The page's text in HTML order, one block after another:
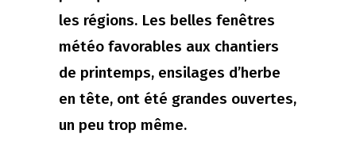
les régions. Les belles fenêtres
météo favorables aux chantiers
de printemps, ensilages d’herbe
en tête, ont été grandes ouvertes,
un peu trop même.